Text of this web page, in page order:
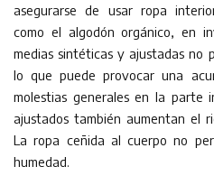
asegurarse de usar ropa
como el algodón orgánico, en
medias sintéticas y ajustadas no
lo que puede provocar una
molestias generales en la parte
ajustados también aumentan el
La ropa ceñida al cuerpo no
humedad.